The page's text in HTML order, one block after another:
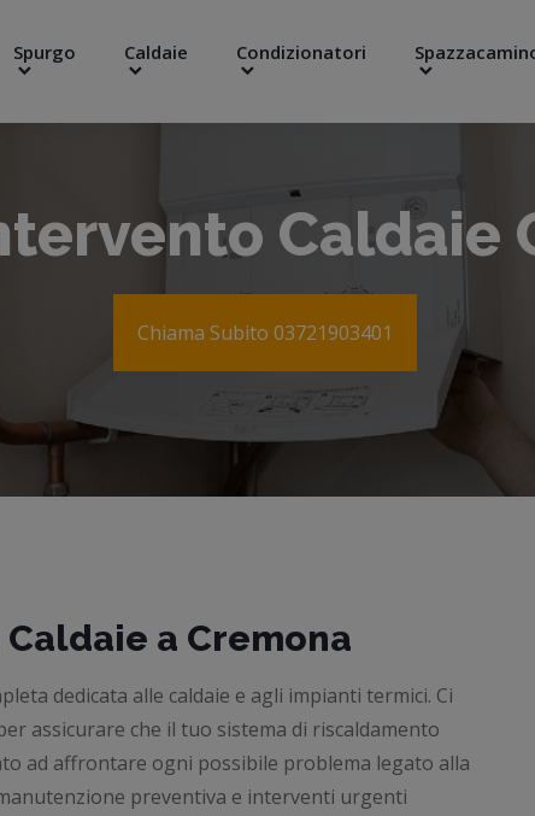
Spurgo Caldaie Condizionatori
Caldaie
Chiama Subito 03721903401
a Cremona
dedicata alle caldaie e agli impianti termici. Ci
assicurare che il tuo sistema di riscaldamento
ad affrontare ogni possibile problema legato alla
preventiva e interventi urgenti